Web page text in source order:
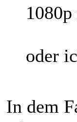
oder
In dem